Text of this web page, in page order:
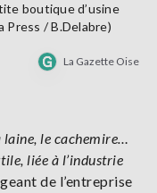
boutique d’usine
Press / B.Delabre)
La Gazette Oise
le cachemire…
liée à l’industrie
de l’entreprise